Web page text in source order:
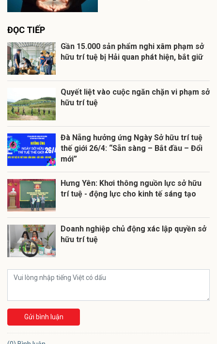
ĐỌC TIẾP
Gần 15.000 sản phẩm nghi xâm phạm sở
hữu trí tuệ bị Hải quan phát hiện, bắt giữ
Quyết liệt vào cuộc ngăn chặn vi phạm sở
hữu trí tuệ
Đà Nẵng hưởng ứng Ngày Sở hữu trí tuệ
thế giới 26/4: “Sẵn sàng – Bắt đầu – Đổi
mới”
Hưng Yên: Khơi thông nguồn lực sở hữu
trí tuệ - động lực cho kinh tế sáng tạo
Doanh nghiệp chủ động xác lập quyền sở
hữu trí tuệ
Gửi bình luận